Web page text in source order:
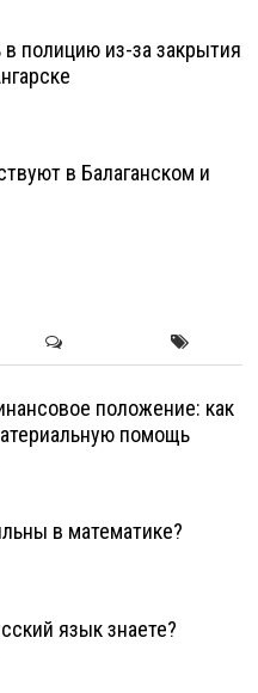
полицию из-за закрытия
в Балаганском и
положение: как
помощь
в математике?
язык знаете?